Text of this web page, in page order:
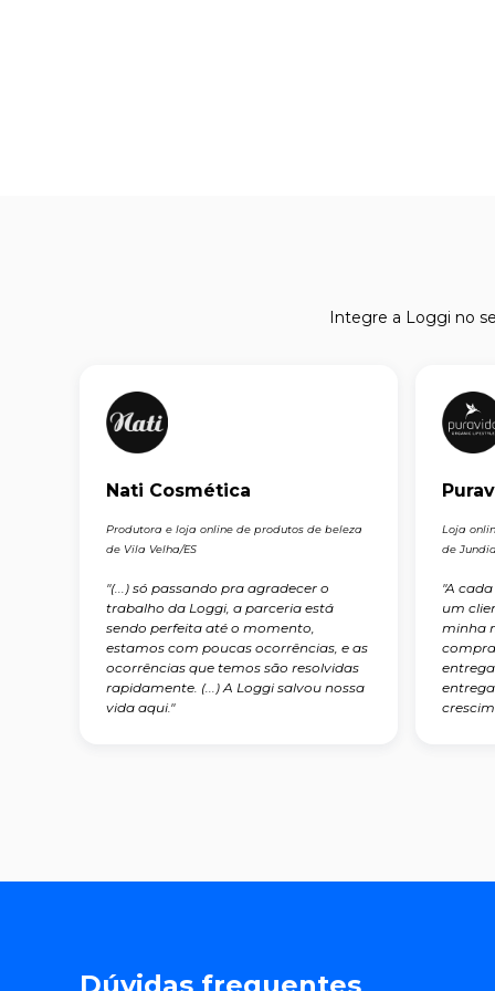
Integre a Loggi no
Nati Cosmética
Produtora e loja online de produtos de beleza
de Vila Velha/ES
"(...) só passando pra agradecer o
trabalho da Loggi, a parceria está
sendo perfeita até o momento,
estamos com poucas ocorrências, e as
ocorrências que temos são resolvidas
rapidamente. (...) A Loggi salvou nossa
vida aqui."
Loja
de
"A
um
minha